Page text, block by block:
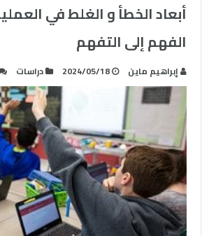
أبعاد الخطأ و الغلط في
الفهم إلى التفهم
إبراهيم ماين 2024/05/18 دراسات